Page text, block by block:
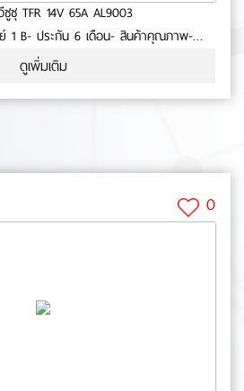
ไดชาร์จ อีซูซุ TFR 14V 65A AL9003
1 B- ประกัน 6 เดือน- สินค้าคุณภาพ-
ฐาน OEM No.0-22-96
ดูเพิ่มเติม
0